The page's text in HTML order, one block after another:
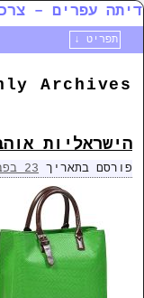
דיתה עפרים –
תפריט ↓
Archives:
הישראליות
פורסם בתאריך 23 בפברואר 2013